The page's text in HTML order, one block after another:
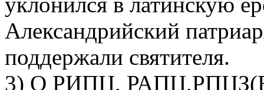
Александрийский
поддержали святителя.
3) О РИПЦ,